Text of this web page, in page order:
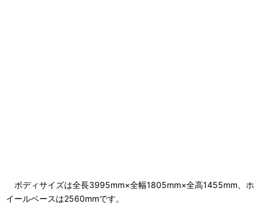
ボディサイズは全長3995mm×全幅1805mm×全高1455mm、ホ
イールベースは2560mmです。